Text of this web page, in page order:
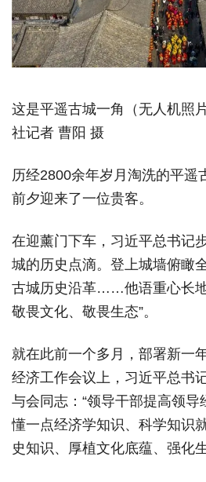
这是平遥古城一角（无人机照
社记者 曹阳 摄
历经2800余年岁月淘洗的平遥
前夕迎来了一位贵客。
在迎薰门下车，习近平总书记
城的历史点滴。登上城墙俯瞰
古城历史沿革……他语重心长地
敬畏文化、敬畏生态”。
就在此前一个多月，部署新一
经济工作会议上，习近平总书
与会同志：“领导干部提高领导
懂一点经济学知识、科学知识
史知识、厚植文化底蕴、强化生